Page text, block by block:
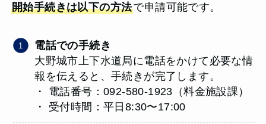
開始手続きは以下の方法で申請可能です。
電話での手続き
大野城市上下水道局に電話をかけて必要な情
報を伝えると、手続きが完了します。
・ 電話番号：092-580-1923（料金施設課）
・ 受付時間：平日8:30〜17:00